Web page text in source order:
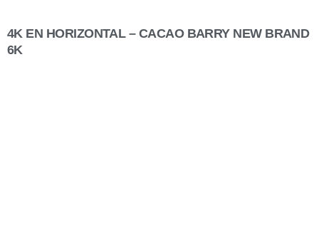
4K EN HORIZONTAL – CACAO BARRY NEW BRAND
6K